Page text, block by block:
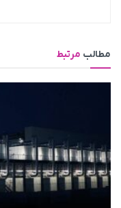
مطالب مرتبط